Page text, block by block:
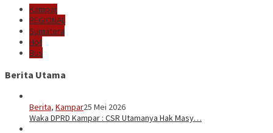
Kampar
REGIONAL
Sumatera
Hot
Bus
Berita Utama
Berita, Kampar25 Mei 2026
Waka DPRD Kampar : CSR Utamanya Hak Masy…